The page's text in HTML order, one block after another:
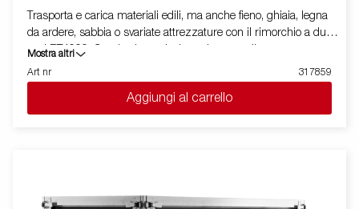
Trasporta e carica materiali edili, ma anche fieno, ghiaia, legna
da ardere, sabbia o svariate attrezzature con il rimorchio a due
assi BT4000. Grazie al suo design robusto e alle sue
caratteristiche intelligenti, è facile da usare ed efficiente in tutte
le situazioni, e può gestire lavori difficili. Il BT4000 è dotato di un
cassone posteriore per impieghi gravosi con due assi e un
pianale in acciaio rinforzato per una maggiore durata. La
di ancoraggio interni con rivestimento in gomma, ciascuno con
Mostra altri
Art nr
317859
Aggiungi al carrello